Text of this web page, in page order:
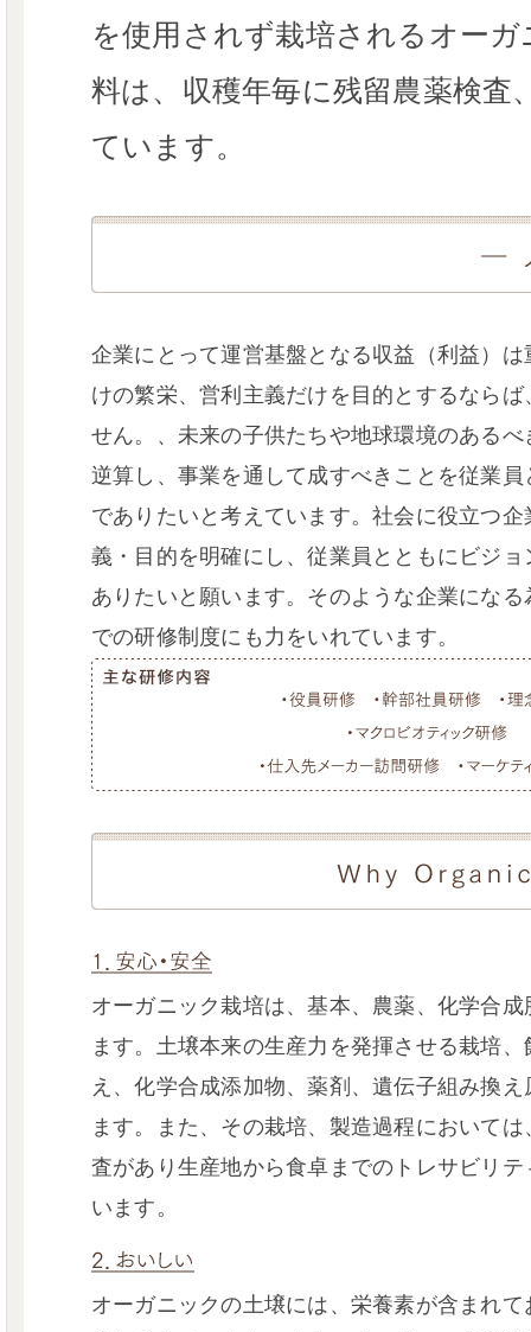
を使用されず栽培されるオー
料は、収穫年毎に残留農薬検査
ています。
企業にとって運営基盤となる収益（利益）
けの繁栄、営利主義だけを目的とするなら
せん。、未来の子供たちや地球環境のある
逆算し、事業を通して成すべきことを従業
でありたいと考えています。社会に役立つ
義・目的を明確にし、従業員とともにビジ
ありたいと願います。そのような企業にな
での研修制度にも力をいれています。
オーガニック栽培は、基本、農薬、化学合
ます。土壌本来の生産力を発揮させる栽培
え、化学合成添加物、薬剤、遺伝子組み換
ます。また、その栽培、製造過程において
査があり生産地から食卓までのトレサビリ
います。
オーガニックの土壌には、栄養素が含まれ